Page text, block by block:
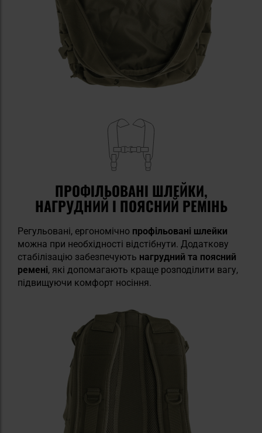
ПРОФІЛЬОВАНІ ШЛЕЙКИ,
НАГРУДНИЙ І ПОЯСНИЙ РЕМІНЬ
Регульовані, ергономічно профільовані шлейки
можна при необхідності відстібнути. Додаткову
стабілізацію забезпечують нагрудний та поясний
ремені, які допомагають краще розподілити вагу,
підвищуючи комфорт носіння.